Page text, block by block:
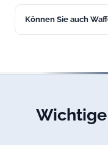
erreichbar, auch an
Können Sie auch